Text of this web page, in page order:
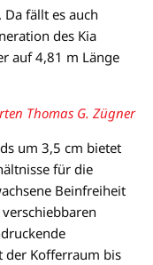
fällt es auch
des Kia
auf 4,81 m Länge
Thomas G. Zügner
um 3,5 cm bietet
für die
Beinfreiheit
der Kofferraum bis